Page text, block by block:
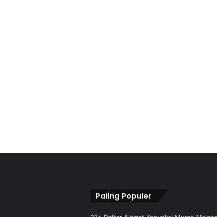
Paling Populer